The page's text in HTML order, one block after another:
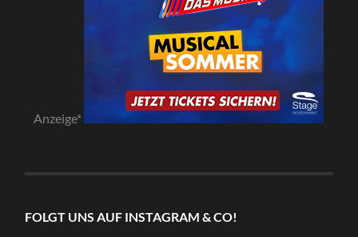
Anzeige*
FOLGT UNS AUF INSTAGRAM & CO!